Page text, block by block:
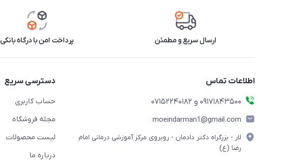
ارسال سریع و مطمئن پرداخت امن با درگاه بانکی
اطلاعات تماس
09171843500 و 07152240182
moeindarman1@gmail.com
لار - بزرگراه دکتر دادمان - روبروی مرکز آموزشی درمانی امام
رضا (ع)
دسترسی سریع
حساب کاربری
مجله فروشگاه
لیست محصولات
درباره ما